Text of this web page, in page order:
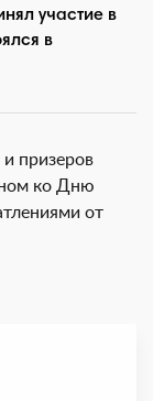
участие в
в
призеров
ко Дню
от